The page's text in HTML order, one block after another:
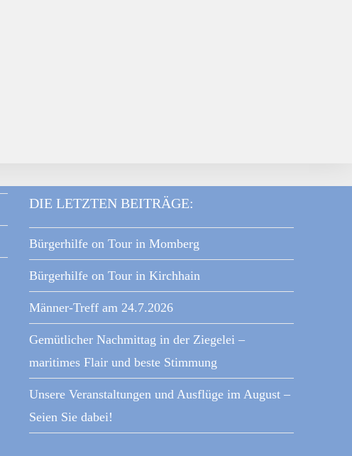
DIE LETZTEN BEITRÄGE:
Bürgerhilfe on Tour in Momberg
Bürgerhilfe on Tour in Kirchhain
Männer-Treff am 24.7.2026
Gemütlicher Nachmittag in der Ziegelei –
maritimes Flair und beste Stimmung
Unsere Veranstaltungen und Ausflüge im August –
Seien Sie dabei!